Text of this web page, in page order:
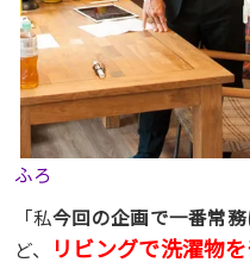
ふろ
「私今回の企画で一番常
ど、
リビングで洗濯物